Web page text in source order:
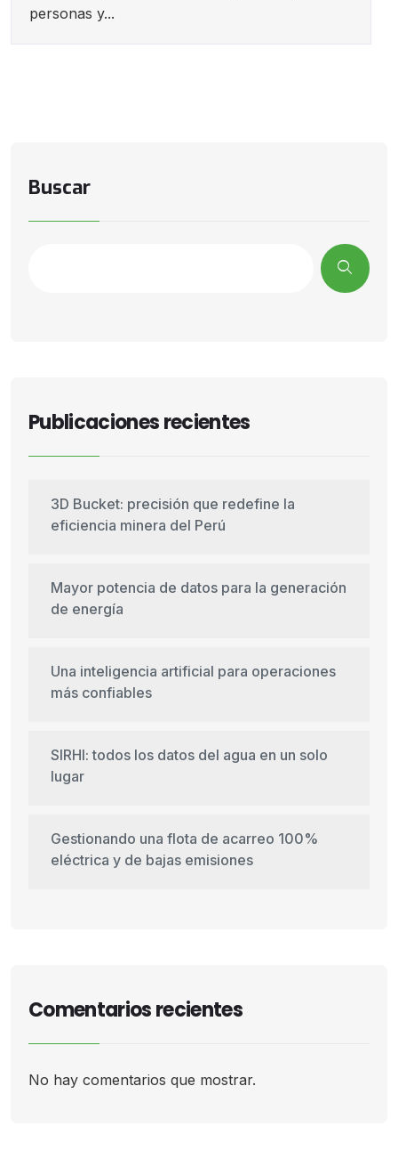
personas y...
Buscar
Publicaciones recientes
3D Bucket: precisión que redefine la
eficiencia minera del Perú
Mayor potencia de datos para la generación
de energía
Una inteligencia artificial para operaciones
más confiables
SIRHI: todos los datos del agua en un solo
lugar
Gestionando una flota de acarreo 100%
eléctrica y de bajas emisiones
Comentarios recientes
No hay comentarios que mostrar.